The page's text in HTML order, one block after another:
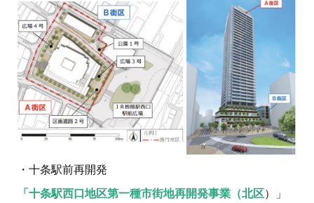
・十条駅前再開発
「十条駅西口地区第一種市街地再開発事業（北区）」